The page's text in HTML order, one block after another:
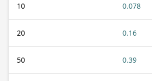
10 0.078
20 0.16
50 0.39